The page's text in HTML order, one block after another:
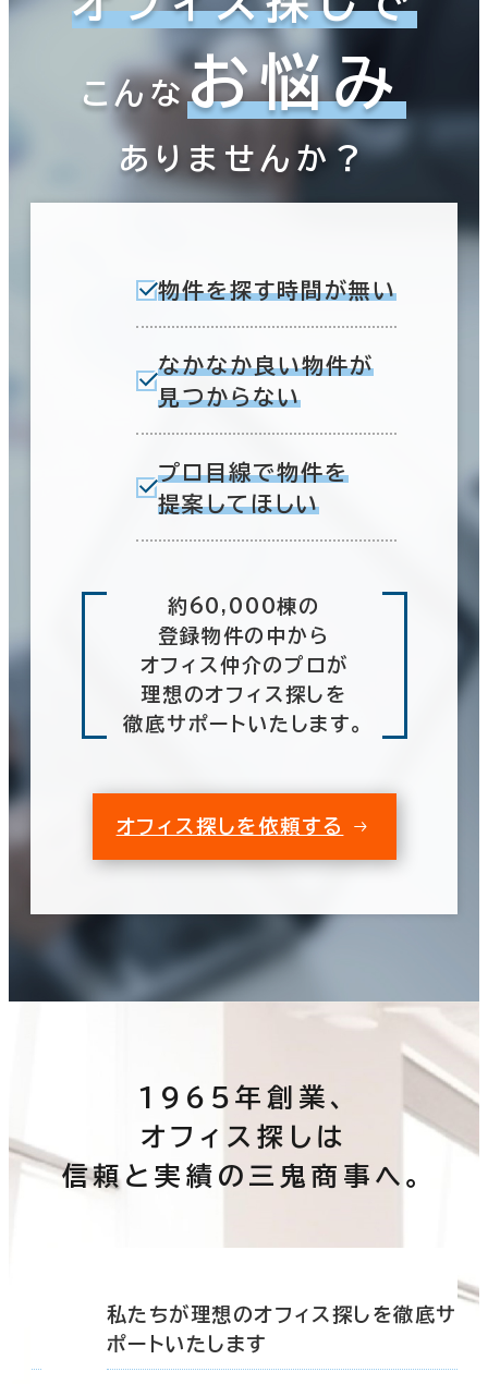
こんなお悩み
ありませんか？
物件を探す時間が無い
なかなか良い物件が
見つからない
プロ目線で物件を
提案してほしい
約60,000棟の
登録物件の中から
オフィス仲介のプロが
理想のオフィス探しを
徹底サポートいたします。
オフィス探しを依頼する
1965年創業、
オフィス探しは
信頼と実績の三鬼商事へ。
私たちが理想のオフィス探しを徹底サ
ポートいたします